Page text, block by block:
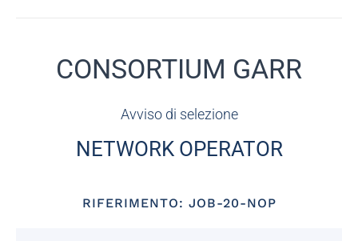
CONSORTIUM GARR
Avviso di selezione
NETWORK OPERATOR
RIFERIMENTO: JOB-20-NOP